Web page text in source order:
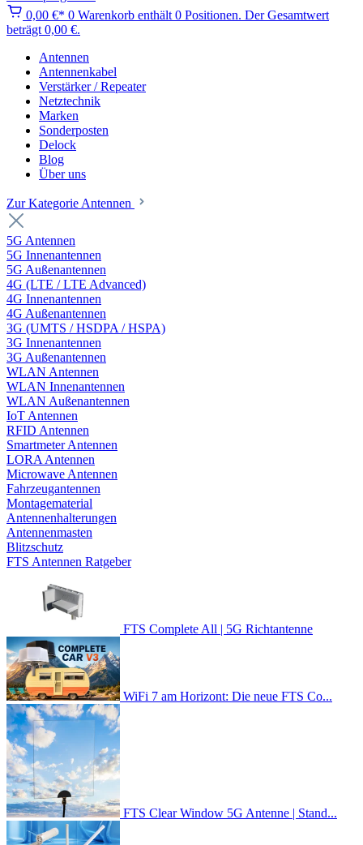
0,00 €* 0 Warenkorb enthält 0 Positionen. Der Gesamtwert
beträgt 0,00 €.
Antennen
Antennenkabel
Verstärker / Repeater
Netztechnik
Marken
Sonderposten
Delock
Blog
Über uns
Zur Kategorie Antennen
5G Antennen
5G Innenantennen
5G Außenantennen
4G (LTE / LTE Advanced)
4G Innenantennen
4G Außenantennen
3G (UMTS / HSDPA / HSPA)
3G Innenantennen
3G Außenantennen
WLAN Antennen
WLAN Innenantennen
WLAN Außenantennen
IoT Antennen
RFID Antennen
Smartmeter Antennen
LORA Antennen
Microwave Antennen
Fahrzeugantennen
Montagematerial
Antennenhalterungen
Antennenmasten
Blitzschutz
FTS Antennen Ratgeber
FTS Complete All | 5G Richtantenne
WiFi 7 am Horizont: Die neue FTS Co...
FTS Clear Window 5G Antenne | Stand...